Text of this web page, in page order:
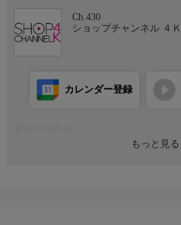
Ch.430
ショップチャンネル ４Ｋ
もっと見る
カレンダー登録